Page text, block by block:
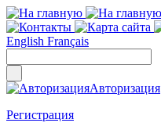
English Français
Авторизация
Регистрация